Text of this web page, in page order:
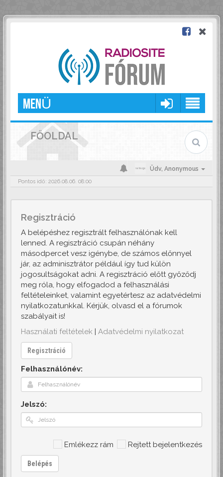
MENÜ
FŐOLDAL
Üdv, Anonymous
Pontos idő: 2026.08.06. 08:00
Regisztráció
A belépéshez regisztrált felhasználónak kell
lenned. A regisztráció csupán néhány
másodpercet vesz igénybe, de számos előnnyel
jár, az adminisztrátor például így tud külön
jogosultságokat adni. A regisztráció előtt győződj
meg róla, hogy elfogadod a felhasználási
feltételeinket, valamint egyetértesz az adatvédelmi
nyilatkozatunkkal. Kérjük, olvasd el a fórumok
szabályait is!
Használati feltételek | Adatvédelmi nyilatkozat
Regisztráció
Felhasználónév:
Jelszó:
Emlékezz rám Rejtett bejelentkezés
Belépés